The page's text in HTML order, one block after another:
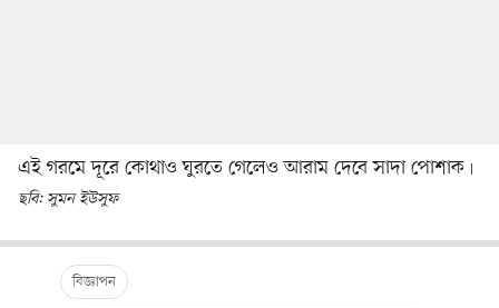
এই গরমে দূরে কোথাও ঘুরতে গেলেও আরাম দেবে সাদা পোশাক
ছবি: সুমন ইউসুফ